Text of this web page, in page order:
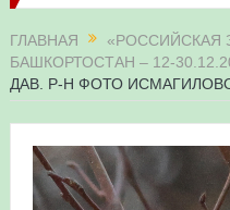
Итоги акции
Республике Башкортостан
кольца
Итоги акции «Весенняя
ГЛАВНАЯ
«РОССИЙСКАЯ
БАШКОРТОСТАН – 12-
ДАВ. Р-Н ФОТО